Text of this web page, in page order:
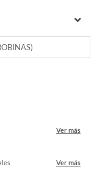
Ver más
Ver más